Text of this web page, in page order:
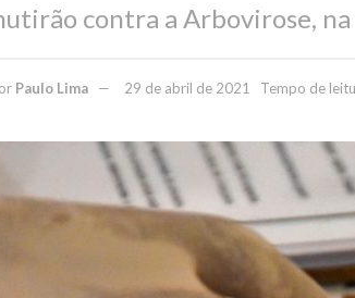
contra a Arbovirose,
Paulo Lima 29 de abril de 2021 Tempo de